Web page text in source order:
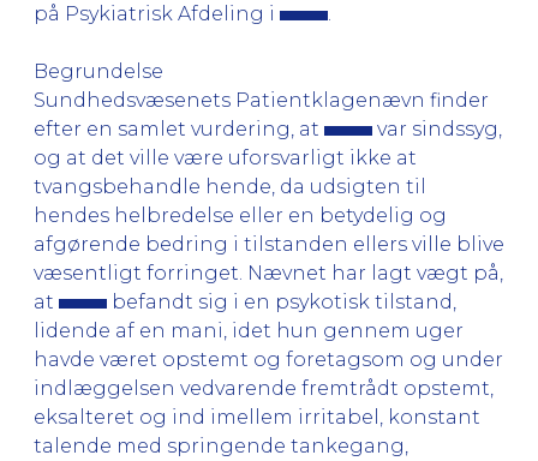
på Psykiatrisk Afdeling i
Begrundelse
Sundhedsvæsenets Patientklagenævn finder
efter en samlet vurdering, at
var sindssyg,
og at det ville være uforsvarligt ikke at
tvangsbehandle hende, da udsigten til
hendes helbredelse eller en betydelig og
afgørende bedring i tilstanden ellers ville blive
væsentligt forringet. Nævnet har lagt vægt på,
at
befandt sig i en psykotisk tilstand,
lidende af en mani, idet hun gennem uger
havde været opstemt og foretagsom og under
indlæggelsen vedvarende fremtrådt opstemt,
eksalteret og ind imellem irritabel, konstant
talende med springende tankegang,